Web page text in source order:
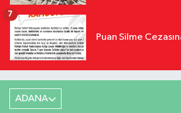
Puan Silme
7
ADANA